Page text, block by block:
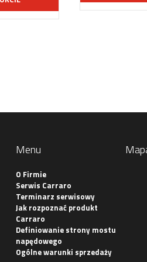
Menu
O Firmie
Serwis Carraro
Terminarz serwisowy
Jak rozpoznać produkt
Carraro
Definiowanie strony mostu
napędowego
Ogólne warunki sprzedaży